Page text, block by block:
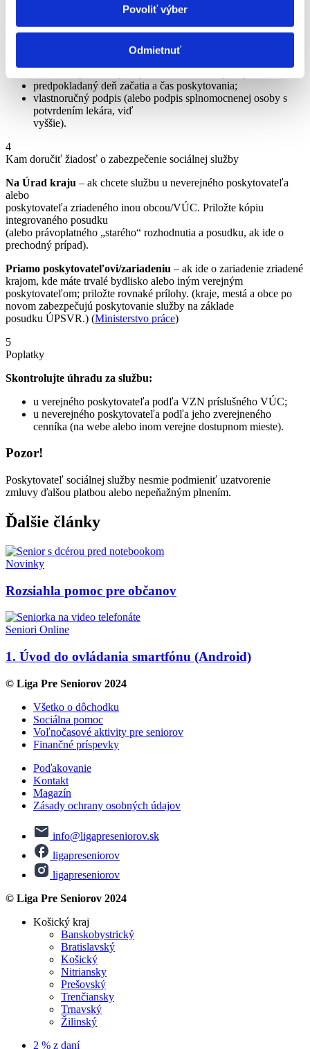
Povoliť výber
Odmietnuť
V žiadosti uveďte:
predpokladaný deň začatia a čas poskytovania;
vlastnoručný podpis (alebo podpis splnomocnenej osoby s
potvrdením lekára, viď
vyššie).
4
Kam doručiť žiadosť o zabezpečenie sociálnej služby
Na Úrad kraju – ak chcete službu u neverejného poskytovateľa
alebo
poskytovateľa zriadeného inou obcou/VÚC. Priložte kópiu
integrovaného posudku
(alebo právoplatného „starého“ rozhodnutia a posudku, ak ide o
prechodný prípad).
Priamo poskytovateľovi/zariadeniu – ak ide o zariadenie zriadené
krajom, kde máte trvalé bydlisko alebo iným verejným
poskytovateľom; priložte rovnaké prílohy. (kraje, mestá a obce po
novom zabezpečujú poskytovanie služby na základe
posudku ÚPSVR.) (Ministerstvo práce)
5
Poplatky
Skontrolujte úhradu za službu:
u verejného poskytovateľa podľa VZN príslušného VÚC;
u neverejného poskytovateľa podľa jeho zverejneného
cenníka (na webe alebo inom verejne dostupnom mieste).
Pozor!
Poskytovateľ sociálnej služby nesmie podmieniť uzatvorenie
zmluvy ďalšou platbou alebo nepeňažným plnením.
Ďalšie články
Novinky
Rozsiahla pomoc pre občanov
Seniori Online
1. Úvod do ovládania smartfónu (Android)
© Liga Pre Seniorov 2024
Všetko o dôchodku
Sociálna pomoc
Voľnočasové aktivity pre seniorov
Finančné príspevky
Poďakovanie
Kontakt
Magazín
Zásady ochrany osobných údajov
info@ligapreseniorov.sk
ligapreseniorov
ligapreseniorov
© Liga Pre Seniorov 2024
Košický kraj
Banskobystrický
Bratislavský
Košický
Nitriansky
Prešovský
Trenčiansky
Trnavský
Žilinský
2 % z daní